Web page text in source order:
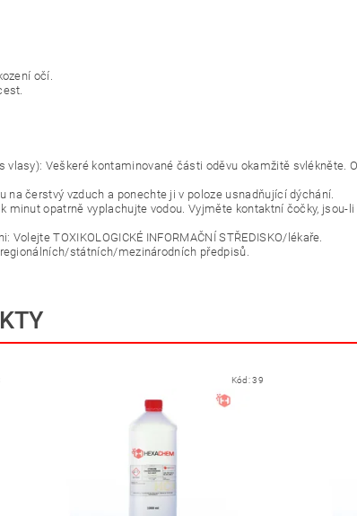
očí.
vlasy): Veškeré kontaminované části oděvu okamžitě svlékněte.
na čerstvý vzduch a ponechte ji v poloze usnadňující dýchání.
minut opatrně vyplachujte vodou. Vyjměte kontaktní čočky, jsou-
TOXIKOLOGICKÉ INFORMAČNÍ STŘEDISKO/lékaře.
státních/mezinárodních předpisů.
Kód:39